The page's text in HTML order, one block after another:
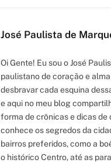
José Paulista de
Oi Gente! Eu sou o José
paulistano de coração e
desbravar cada esquina
e aqui no meu blog
forma de crônicas e dicas de
conhece os segredos da
bairros preferidos, como a
o histórico Centro, até as